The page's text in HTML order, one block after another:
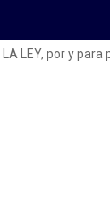
LEY, por y